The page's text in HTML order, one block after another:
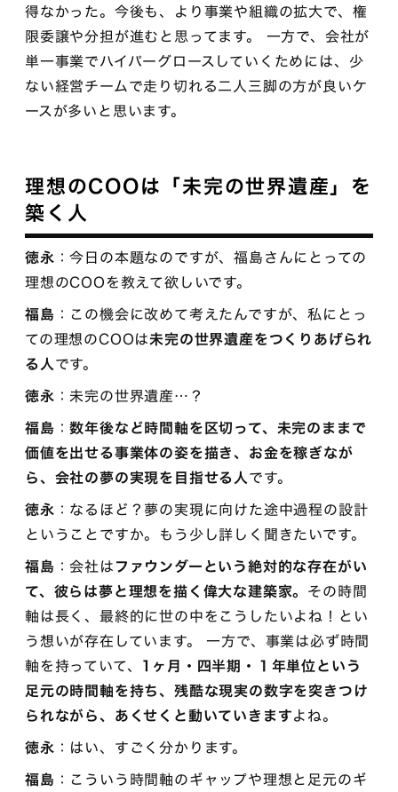
得なかった。今後も、より事業や組織の拡大で、権
限委譲や分担が進むと思ってます。 一方で、会社が
単一事業でハイパーグロースしていくためには、少
ない経営チームで走り切れる二人三脚の方が良いケ
ースが多いと思います。
理想のCOOは「未完の世界遺産」を
築く人
徳永 ：今日の本題なのですが、福島さんにとっての
理想のCOOを教えて欲しいです。
福島 ：この機会に改めて考えたんですが、私にとっ
ての理想のCOOは未完の世界遺産をつくりあげられ
る人です。
徳永 ：未完の世界遺産…？
福島 ：数年後など時間軸を区切って、未完のままで
価値を出せる事業体の姿を描き、お金を稼ぎなが
ら、会社の夢の実現を目指せる人です。
徳永 ：なるほど？夢の実現に向けた途中過程の設計
ということですか。もう少し詳しく聞きたいです。
福島 ：会社はファウンダーという絶対的な存在がい
て、彼らは夢と理想を描く偉大な建築家。 その時間
軸は長く、最終的に世の中をこうしたいよね！とい
う想いが存在しています。 一方で、事業は必ず時間
軸を持っていて、 1ヶ月・四半期・１年単位という
足元の時間軸を持ち、残酷な現実の数字を突きつけ
られながら、あくせくと動いていきますよね。
徳永 ：はい、すごく分かります。
福島 ：こういう時間軸のギャップや理想と足元のギ